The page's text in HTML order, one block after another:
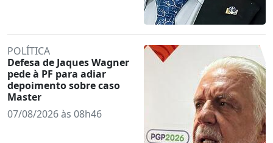
POLÍTICA
Defesa de Jaques Wagner
pede à PF para adiar
depoimento sobre caso
Master
07/08/2026 às 08h46